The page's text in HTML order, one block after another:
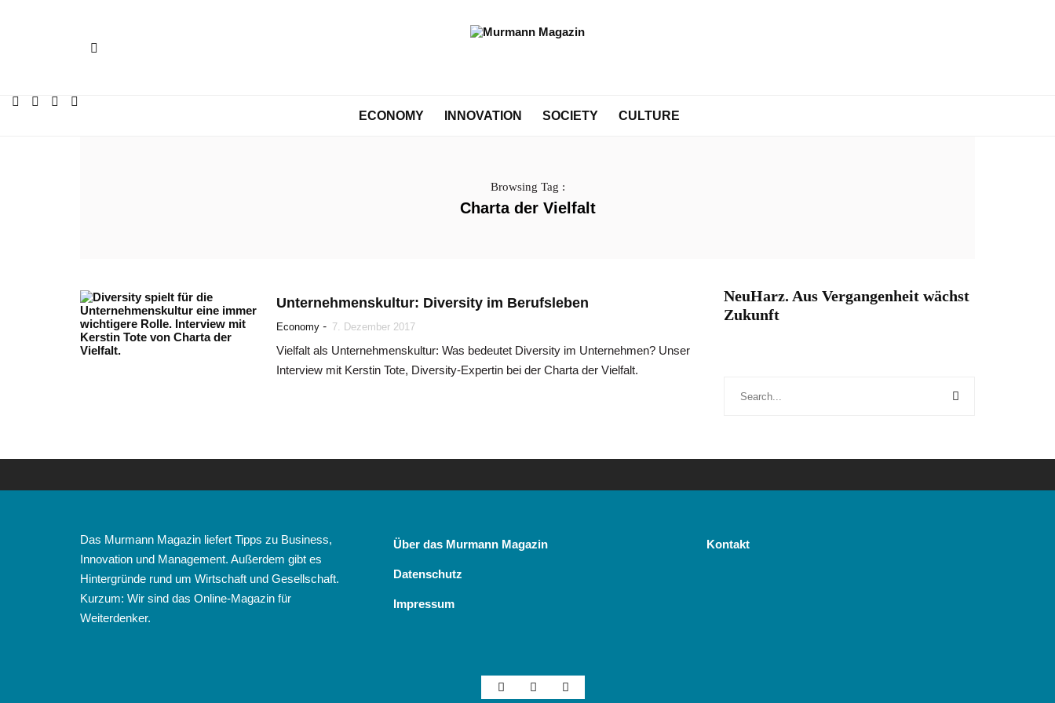
ECONOMY INNOVATION SOCIETY CULTURE
Browsing Tag :
Charta der Vielfalt
Unternehmenskultur: Diversity im Berufsleben
Economy - 7. Dezember 2017
Vielfalt als Unternehmenskultur: Was bedeutet Diversity im Unternehmen? Unser
Interview mit Kerstin Tote, Diversity-Expertin bei der Charta der Vielfalt.
NeuHarz. Aus Vergangenheit wächst
Zukunft
Das Murmann Magazin liefert Tipps zu Business,
Innovation und Management. Außerdem gibt es
Hintergründe rund um Wirtschaft und Gesellschaft.
Kurzum: Wir sind das Online-Magazin für
Weiterdenker.
Über das Murmann Magazin
Datenschutz
Impressum
Kontakt